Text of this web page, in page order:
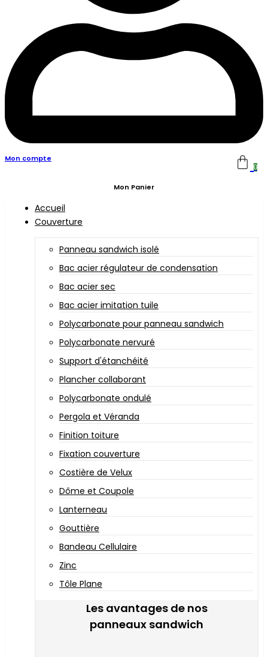
Mon compte
0
Mon Panier
Accueil
Couverture
Panneau sandwich isolé
Bac acier régulateur de condensation
Bac acier sec
Bac acier imitation tuile
Polycarbonate pour panneau sandwich
Polycarbonate nervuré
Support d'étanchéité
Plancher collaborant
Polycarbonate ondulé
Pergola et Véranda
Finition toiture
Fixation couverture
Costière de Velux
Dôme et Coupole
Lanterneau
Gouttière
Bandeau Cellulaire
Zinc
Tôle Plane
Les avantages de nos
panneaux sandwich